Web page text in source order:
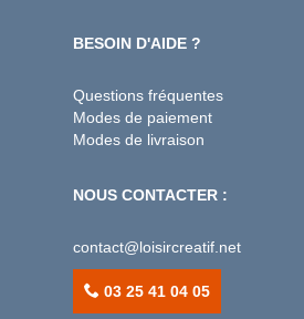
BESOIN D'AIDE ?
Questions fréquentes
Modes de paiement
Modes de livraison
NOUS CONTACTER :
contact@loisircreatif.net
03 25 41 04 05